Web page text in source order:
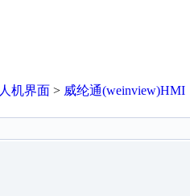
人机界面 > 威纶通(weinview)HMI